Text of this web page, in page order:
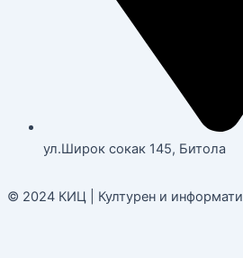
ул.Широк сокак 145, Битола
© 2024 КИЦ | Културен и